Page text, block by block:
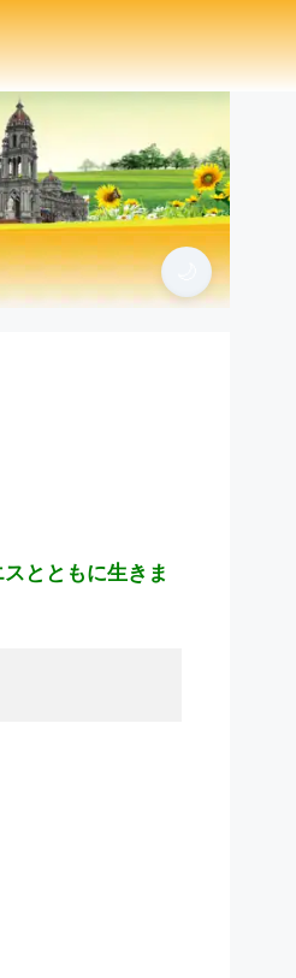
とともに生きま